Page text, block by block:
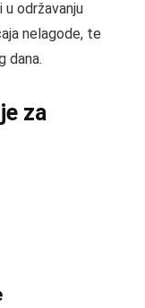
održavanju
nelagode, te
dana.
za